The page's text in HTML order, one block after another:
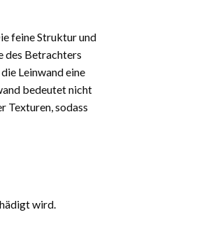
feine Struktur und
des Betrachters
Leinwand eine
bedeutet nicht
Texturen, sodass
wird.